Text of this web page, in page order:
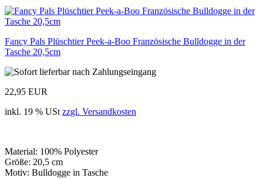
Fancy Pals Plüschtier Peek-a-Boo Französische Bulldogge in der
Tasche 20,5cm
22,95 EUR
inkl. 19 % USt zzgl. Versandkosten
Material: 100% Polyester
Größe: 20,5 cm
Motiv: Bulldogge in Tasche